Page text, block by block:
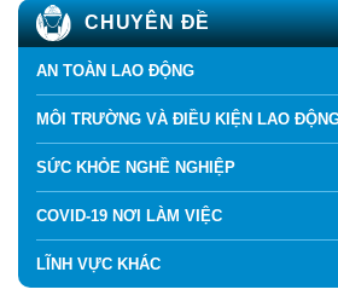
CHUYÊN ĐỀ
AN TOÀN LAO ĐỘNG
MÔI TRƯỜNG VÀ ĐIỀU KIỆN LAO
SỨC KHỎE NGHỀ NGHIỆP
COVID-19 NƠI LÀM VIỆC
LĨNH VỰC KHÁC